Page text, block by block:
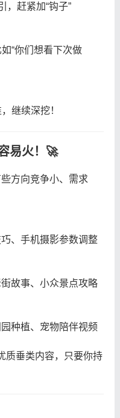
，赶紧加“钩子”
“你们想看下次做
继续深挖！
易火！🚀
方向竞争小、需求
、手机摄影参数调整
故事、小众景点攻略
种植、宠物陪伴视频
质垂类内容，只要你持